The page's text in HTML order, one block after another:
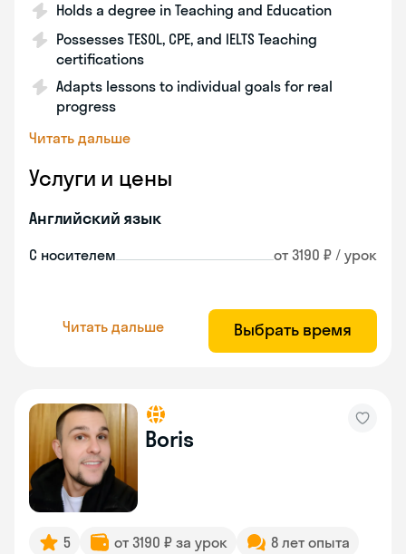
Holds a degree in Teaching and Education
Possesses TESOL, CPE, and IELTS Teaching
certifications
Adapts lessons to individual goals for real
progress
Читать дальше
Услуги и цены
Английский язык
С носителем от 3190 ₽ / урок
Читать дальше Выбрать время
Boris
5 от 3190 ₽ за урок
8 лет опыта